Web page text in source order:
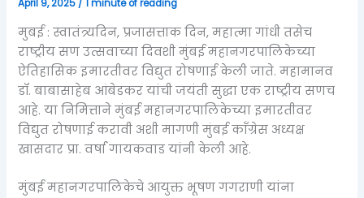
April 9, 2025 /1 minute of reading
मुबई : स्वातंत्र्यदिन, प्रजासत्ताक दिन, महात्मा गांधी तसेच
राष्ट्रीय सण उत्सवाच्या दिवशी मुंबई महानगरपालिकेच्या
ऐतिहासिक इमारतीवर विद्युत रोषणाई केली जाते. महामानव
डॉ. बाबासाहेब आंबेडकर यांची जयंती सुद्धा एक राष्ट्रीय सणच
आहे. या निमित्ताने मुंबई महानगरपालिकेच्या इमारतीवर
विद्युत रोषणाई करावी अशी मागणी मुंबई काँग्रेस अध्यक्ष
खासदार प्रा. वर्षा गायकवाड यांनी केली आहे.
मुंबई महानगरपालिकेचे आयुक्त भूषण गगराणी यांना